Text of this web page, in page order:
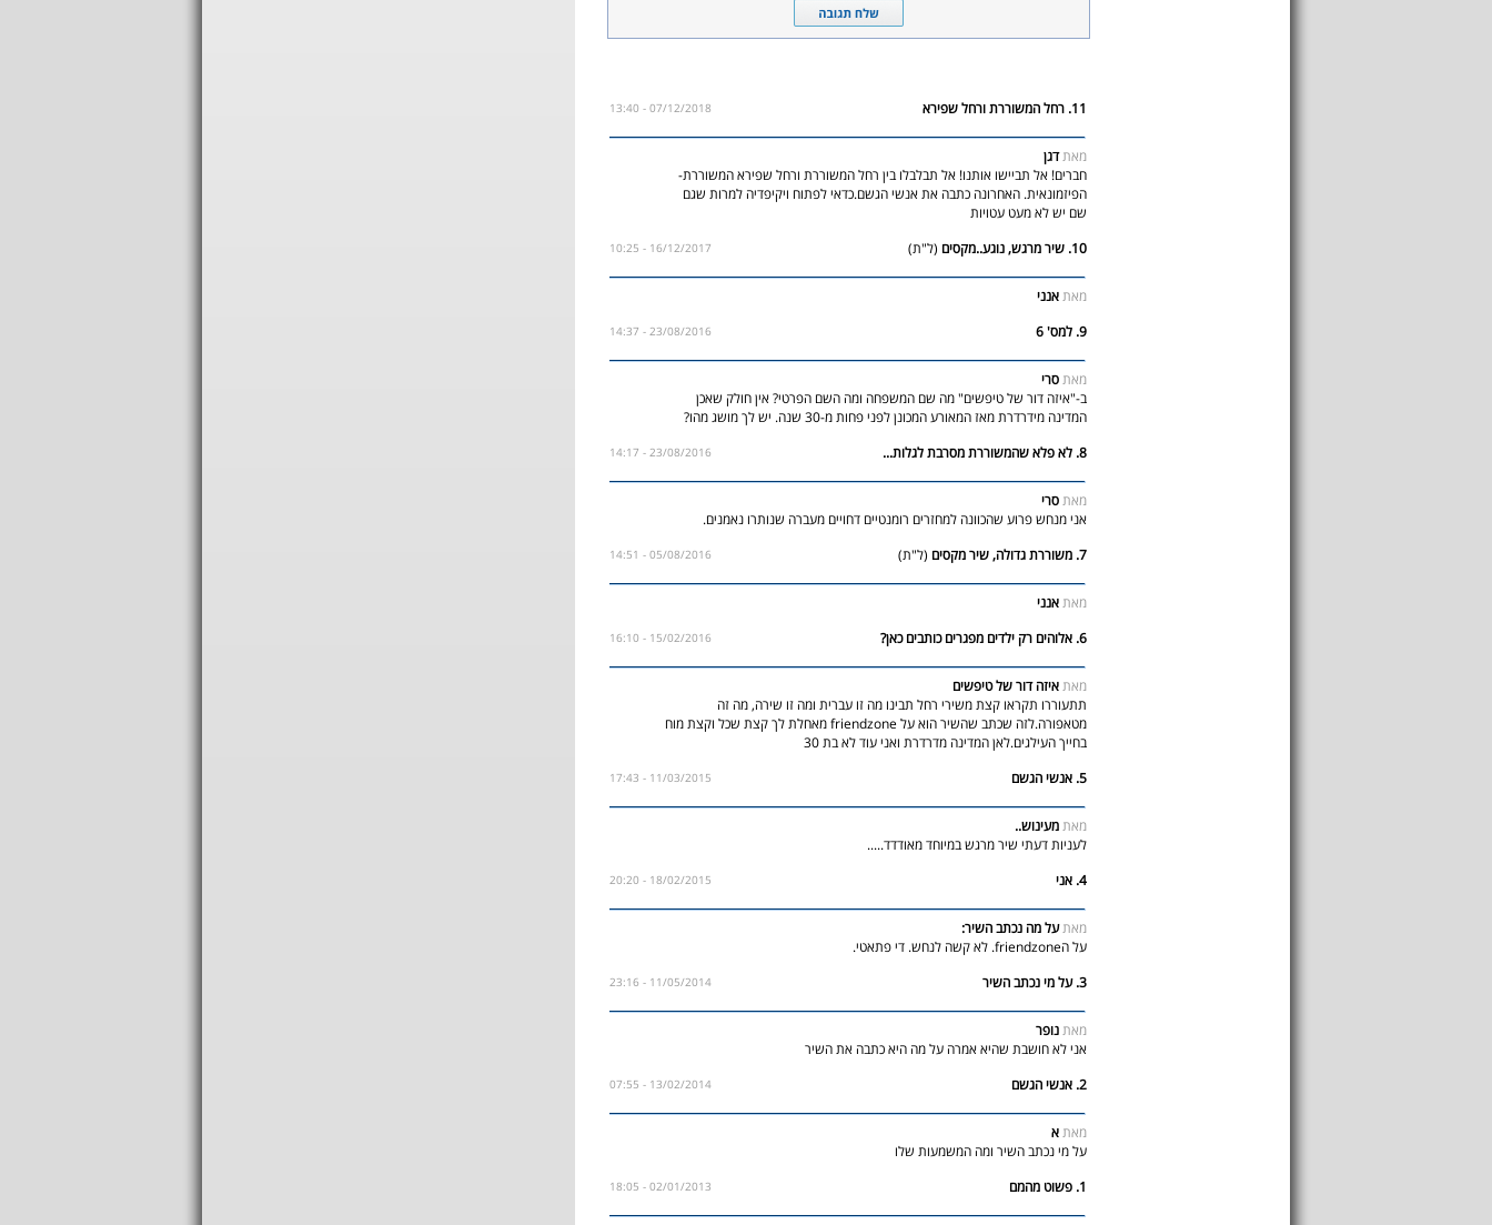
11. רחל המשוררת ורחל שפירא 07/12/2018 - 13:40
מאתדגן
חברים! אל תביישו אותנו! אל תבלבלו בין רחל המשוררת ורחל שפירא המשוררת-
הפיזמונאית. האחרונה כתבה את אנשי הגשם.כדאי לפתוח ויקיפדיה למרות שגם
שם יש לא מעט עטויות
10. שיר מרגש, נוגע..מקסים
(ל"ת) 16/12/2017 - 10:25
מאתאנני
9. למס' 6
23/08/2016 - 14:37
מאתסרי
ב-"איזה דור של טיפשים" מה שם המשפחה ומה השם הפרטי? אין חולק שאכן
המדינה מידרדרת מאז המאורע המכונן לפני פחות מ-30 שנה. יש לך מושג מהו?
8. לא פלא שהמשוררת מסרבת לגלות...
23/08/2016 - 14:17
מאתסרי
אני מנחש פרוע שהכוונה למחזרים רומנטיים דחויים מעברה שנותרו נאמנים.
7. משוררת גדולה, שיר מקסים
(ל"ת) 05/08/2016 - 14:51
מאתאנני
6. אלוהים רק ילדים מפגרים כותבים כאן?
15/02/2016 - 16:10
מאתאיזה דור של טיפשים
תתעוררו תקראו קצת משירי רחל תבינו מה זו עברית ומה זו שירה, מה זה
מטאפורה.לזה שכתב שהשיר הוא על friendzone מאחלת לך קצת שכל וקצת מוח
בחייך העילגים.לאן המדינה מדרדרת ואני עוד לא בת 30
5. אנשי הגשם
11/03/2015 - 17:43
מאתמעינוש..
לעניות דעתי שיר מרגש במיוחד מאודדד.....
4. אני
18/02/2015 - 20:20
מאתעל מה נכתב השיר:
על הfriendzone. לא קשה לנחש. די פתאטי.
3. על מי נכתב השיר
11/05/2014 - 23:16
מאתנופר
אני לא חושבת שהיא אמרה על מה היא כתבה את השיר
2. אנשי הגשם
13/02/2014 - 07:55
מאתא
על מי נכתב השיר ומה המשמעות שלו
1. פשוט מהמם
02/01/2013 - 18:05